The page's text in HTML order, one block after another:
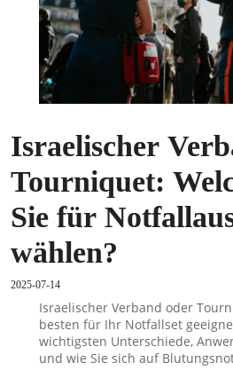
Israelischer
Tourniquet:
Sie für
wählen?
2025-07-14
Israelischer Verband oder
besten für Ihr Notfallset
wichtigsten Unterschiede,
und wie Sie sich auf